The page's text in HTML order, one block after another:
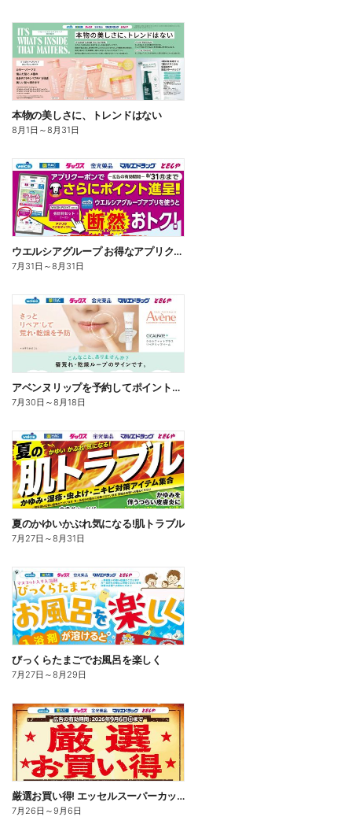
本物の美しさに、トレンドはない
8月1日 ～8月31日
ウエルシアグループ お得なアプリクーポン
7月31日 ～8月31日
アベンヌリップを予約してポイントゲット!
7月30日 ～8月18日
夏のかゆいかぶれ気になる!肌トラブル
7月27日 ～8月31日
びっくらたまごでお風呂を楽しく
7月27日 ～8月29日
厳選お買い得! エッセルスーパーカップ
7月26日 ～9月6日